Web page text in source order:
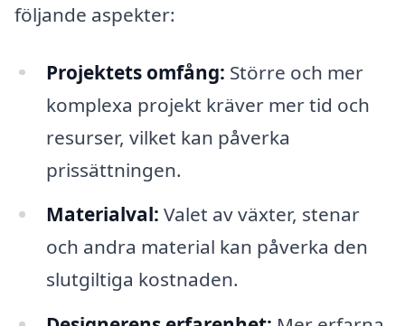
följande aspekter:
Projektets omfång: Större och mer
komplexa projekt kräver mer tid och
resurser, vilket kan påverka
prissättningen.
Materialval: Valet av växter, stenar
och andra material kan påverka den
slutgiltiga kostnaden.